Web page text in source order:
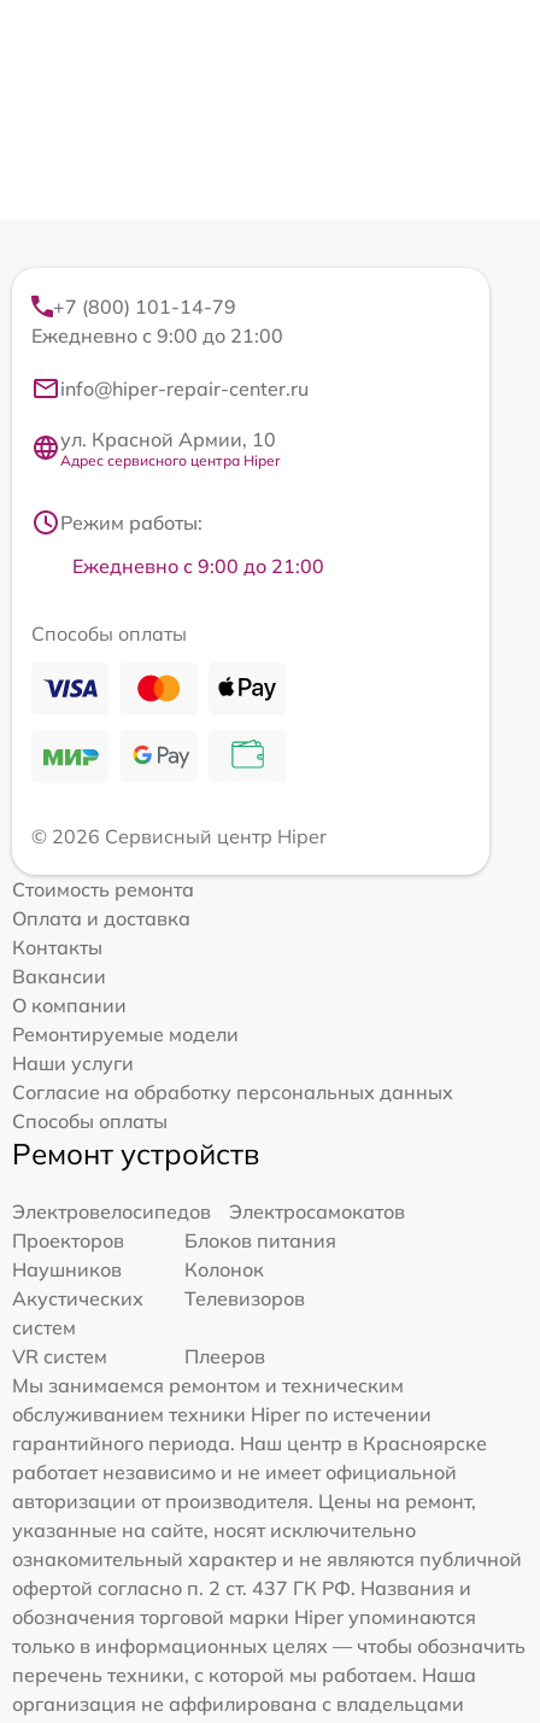
+7 (800) 101-14-79
Ежедневно с 9:00 до 21:00
info@hiper-repair-center.ru
ул. Красной Армии, 10
Адрес сервисного центра Hiper
Режим работы:
Ежедневно с 9:00 до 21:00
Способы оплаты
© 2026 Сервисный центр Hiper
Стоимость ремонта
Оплата и доставка
Контакты
Вакансии
О компании
Ремонтируемые модели
Наши услуги
Согласие на обработку персональных данных
Способы оплаты
Ремонт устройств
Электровелосипедов
Электросамокатов
Проекторов
Блоков питания
Наушников
Колонок
Акустических
систем
Телевизоров
VR систем
Плееров
Мы занимаемся ремонтом и техническим
обслуживанием техники Hiper по истечении
гарантийного периода. Наш центр в Красноярске
работает независимо и не имеет официальной
авторизации от производителя. Цены на ремонт,
указанные на сайте, носят исключительно
ознакомительный характер и не являются публичной
офертой согласно п. 2 ст. 437 ГК РФ. Названия и
обозначения торговой марки Hiper упоминаются
только в информационных целях — чтобы обозначить
перечень техники, с которой мы работаем. Наша
организация не аффилирована с владельцами